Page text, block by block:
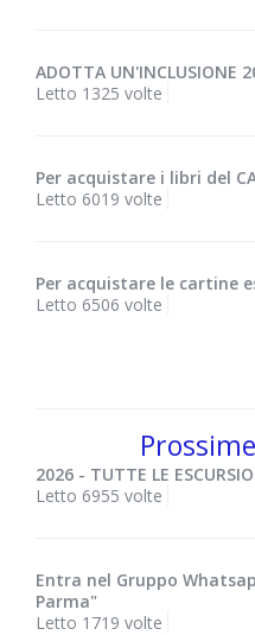
ADOTTA UN'INCLUSIONE
Letto 1325 volte
Per acquistare i libri del
Letto 6019 volte
Per acquistare le cartine
Letto 6506 volte
2026 - TUTTE LE
Letto 6955 volte
Entra nel Gruppo
Parma"
Letto 1719 volte